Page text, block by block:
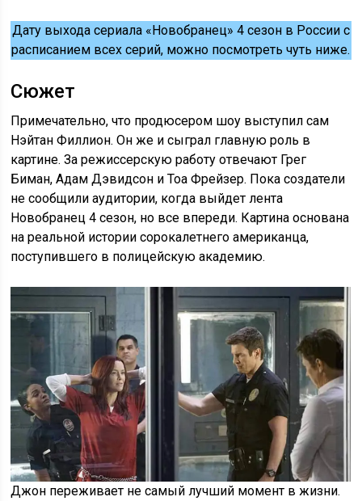
Дату выхода сериала «Новобранец» 4 сезон в России с
расписанием всех серий, можно посмотреть чуть ниже.
Сюжет
Примечательно, что продюсером шоу выступил сам
Нэйтан Филлион. Он же и сыграл главную роль в
картине. За режиссерскую работу отвечают Грег
Биман, Адам Дэвидсон и Тоа Фрейзер. Пока создатели
не сообщили аудитории, когда выйдет лента
Новобранец 4 сезон, но все впереди. Картина основана
на реальной истории сорокалетнего американца,
поступившего в полицейскую академию.
Джон переживает не самый лучший момент в жизни.